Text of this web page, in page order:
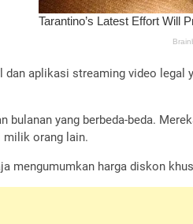
aplikasi streaming video
yang berbeda-beda.
milik orang lain.
mengumumkan harga diskon